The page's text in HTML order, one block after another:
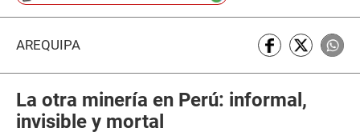
AREQUIPA
La otra minería en Perú: informal,
invisible y mortal